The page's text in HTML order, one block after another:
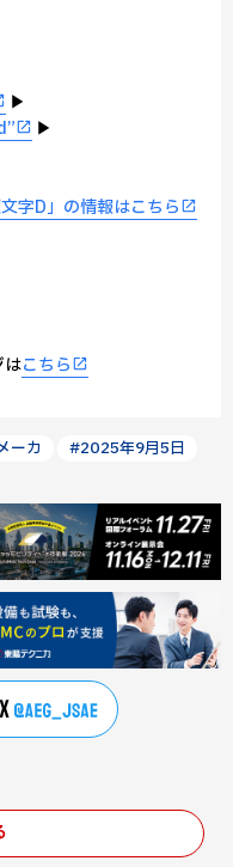
▶
▶
字D」の情報はこちら
はこちら
ーカ #2025年9月5日